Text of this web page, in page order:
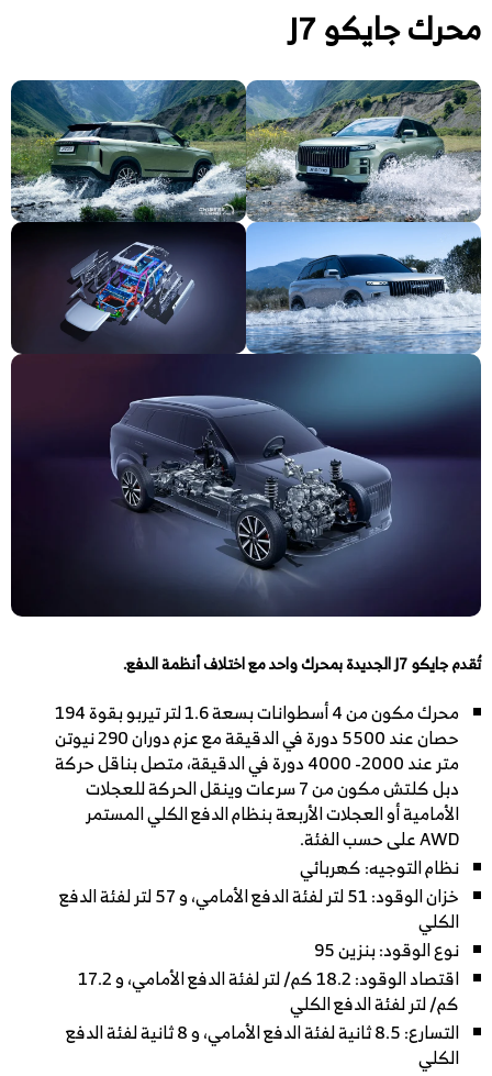
محرك جايكو J7
تُقدم جايكو J7 الجديدة بمحرك واحد مع اختلاف أنظمة الدفع.
محرك مكون من 4 أسطوانات بسعة 1.6 لتر تيربو بقوة 194
حصان عند 5500 دورة في الدقيقة مع عزم دوران 290 نيوتن
متر عند 2000- 4000 دورة في الدقيقة، متصل بناقل حركة
دبل كلتش مكون من 7 سرعات وينقل الحركة للعجلات
الأمامية أو العجلات الأربعة بنظام الدفع الكلي المستمر
AWD على حسب الفئة.
نظام التوجيه: كهربائي
خزان الوقود: 51 لتر لفئة الدفع الأمامي، و 57 لتر لفئة الدفع
الكلي
نوع الوقود: بنزين 95
اقتصاد الوقود: 18.2 كم/ لتر لفئة الدفع الأمامي، و 17.2
كم/ لتر لفئة الدفع الكلي
التسارع: 8.5 ثانية لفئة الدفع الأمامي، و 8 ثانية لفئة الدفع
الكلي